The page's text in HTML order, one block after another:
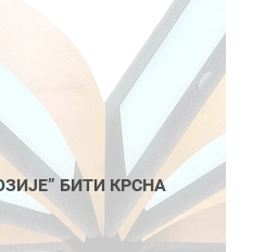
БИТИ КРСНА